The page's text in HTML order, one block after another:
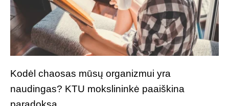
Kodėl chaosas mūsų organizmui yra
naudingas? KTU mokslininkė paaiškina